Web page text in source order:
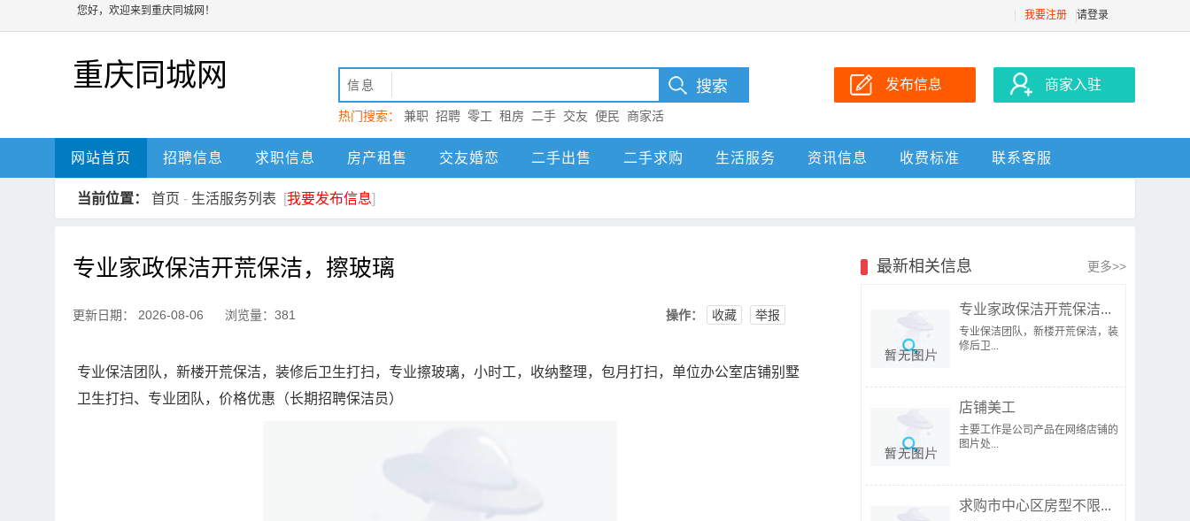
您好，欢迎来到重庆同城网！ 我要注册 请登录
重庆同城网 信息
热门搜索： 兼职 招聘 零工 租房 二手 交友 便民
商家活
动 重庆
发布信息 商家入驻
网站首页 招聘信息 求职信息 房产租售 交友婚恋 二手出售 二手求购 生活服务 资讯信息 收费标准 联系客服
当前位置： 首页 - 生活服务列表 [我要发布信息]
专业家政保洁开荒保洁，擦玻璃
更新日期： 2026-08-06 浏览量：381 操作： 收藏 举报
专业保洁团队，新楼开荒保洁，装修后卫生打扫，专业擦玻璃，小时工，收纳整理，包月打扫，单位办公室店铺别墅
卫生打扫、专业团队，价格优惠（长期招聘保洁员）
最新相关信息 更多>>
专业家政保洁开荒保洁...
专业保洁团队，新楼开荒保洁，装
修后卫...
店铺美工
主要工作是公司产品在网络店铺的
图片处...
求购市中心区房型不限...